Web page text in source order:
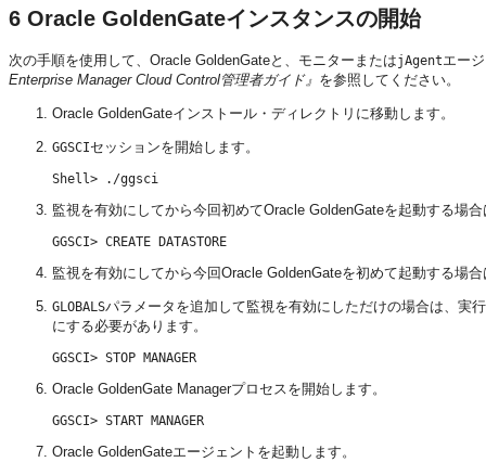
6 Oracle GoldenGateインスタンスの開始
次の手順を使用して、Oracle GoldenGateと、モニターまたはjAgentエー
Enterprise Manager Cloud Control管理者ガイド』 を参照してください。
Oracle GoldenGateインストール・ディレクトリに移動します。
GGSCIセッションを開始します。
監視を有効にしてから今回初めてOracle GoldenGateを起動する場
監視を有効にしてから今回Oracle GoldenGateを初めて起動する場合
GLOBALSパラメータを追加して監視を有効にしただけの場合は、実
にする必要があります。
Oracle GoldenGate Managerプロセスを開始します。
Oracle GoldenGateエージェントを起動します。